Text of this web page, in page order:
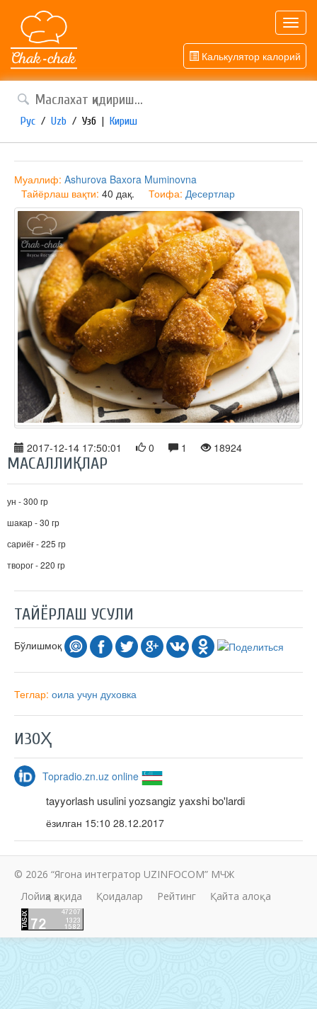
Калькулятор калорий
Рус / Uzb / Узб | Кириш
Муаллиф: Ashurova Baxora Muminovna
Тайёрлаш вақти: 40 дақ. Тоифа: Десертлар
2017-12-14 17:50:01 0 1 18924
МАСАЛЛИҚЛАР
ун - 300 гр
шакар - 30 гр
сариёғ - 225 гр
творог - 220 гр
ТАЙЁРЛАШ УСУЛИ
Бўлишмоқ
Теглар: оила учун духовка
ИЗОҲ
Topradio.zn.uz online
tayyorlash usulini yozsangiz yaxshi bo'lardi
ёзилган 15:10 28.12.2017
© 2026 “Ягона интегратор UZINFOCOM” МЧЖ
Лойиҳа ҳақида
Қоидалар Рейтинг Қайта алоқа